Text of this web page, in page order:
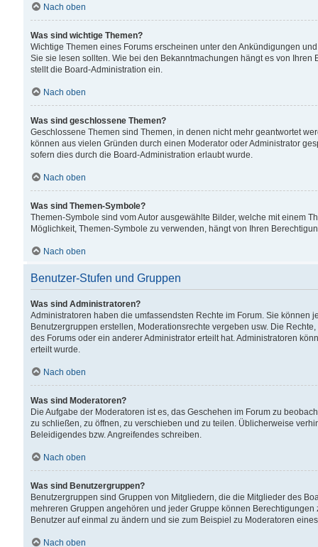
Nach oben
Was sind wichtige Themen?
Wichtige Themen eines Forums erscheinen unter den Ankündigungen
Sie sie lesen sollten. Wie bei den Bekanntmachungen hängt es von
stellt die Board-Administration ein.
Nach oben
Was sind geschlossene Themen?
Geschlossene Themen sind Themen, in denen nicht mehr geantwortet
können aus vielen Gründen durch einen Moderator oder Administrator
sofern dies durch die Board-Administration erlaubt wurde.
Nach oben
Was sind Themen-Symbole?
Themen-Symbole sind vom Autor ausgewählte Bilder, welche mit einem
Möglichkeit, Themen-Symbole zu verwenden, hängt von Ihren
Nach oben
Benutzer-Stufen und Gruppen
Was sind Administratoren?
Administratoren haben die umfassendsten Rechte im Forum. Sie können
Benutzergruppen erstellen, Moderationsrechte vergeben usw. Die
des Forums oder ein anderer Administrator erteilt hat. Administratoren
erteilt wurde.
Nach oben
Was sind Moderatoren?
Die Aufgabe der Moderatoren ist es, das Geschehen im Forum zu
zu schließen, zu öffnen, zu verschieben und zu teilen. Üblicherweise
Beleidigendes bzw. Angreifendes schreiben.
Nach oben
Was sind Benutzergruppen?
Benutzergruppen sind Gruppen von Mitgliedern, die die Mitglieder des
mehreren Gruppen angehören und jeder Gruppe können
Benutzer auf einmal zu ändern und sie zum Beispiel zu Moderatoren
Nach oben